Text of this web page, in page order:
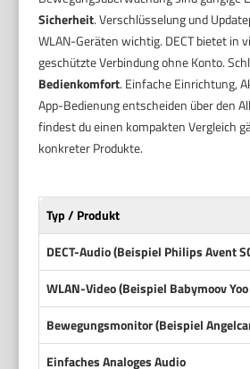
Sicherheit. Verschlüsselung und
WLAN-Geräten wichtig. DECT bietet in
geschützte Verbindung ohne Konto.
Bedienkomfort. Einfache Einrichtung,
App-Bedienung entscheiden über den
findest du einen kompakten Vergleich
konkreter Produkte.
Typ / Produkt
DECT-Audio (Beispiel Philips Avent
WLAN-Video (Beispiel Babymoov
Bewegungsmonitor (Beispiel
Einfaches Analoges Audio